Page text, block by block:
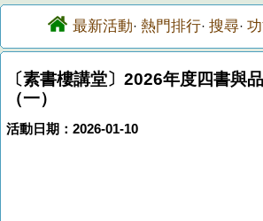
最新活動· 熱門排行· 搜尋·
〔素書樓講堂〕2026年度四書與
（一）
活動日期：2026-01-10